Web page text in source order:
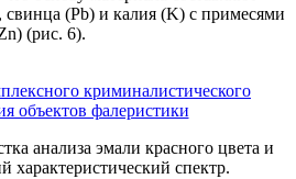
(Pb) и калия (K) с примесями
(рис. 6).
анализа эмали красного цвета и
характеристический спектр.